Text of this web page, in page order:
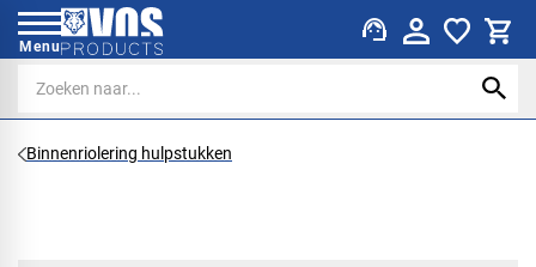
Menu support_agent
Binnenriolering hulpstukken